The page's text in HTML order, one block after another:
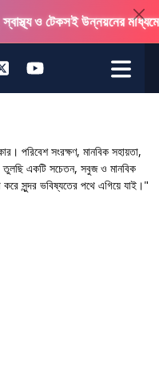
টেকসই উন্নয়নের মাধ্যমে
পরিবেশ সংরক্ষণ, মানবিক সহায়তা,
তুলছি একটি সচেতন, সবুজ ও মানবিক
সুন্দর ভবিষ্যতের পথে এগিয়ে যাই।"